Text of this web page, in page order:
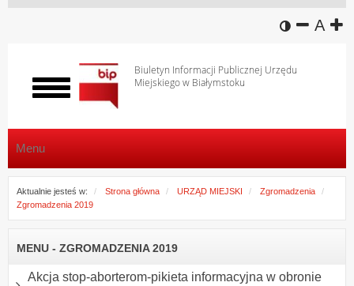
wersja
A
Biuletyn Informacji Publicznej Urzędu
Miejskiego w Białymstoku
Włącz
menu
Menu
Aktualnie jesteś w: Strona główna URZĄD MIEJSKI
Zgromadzenia
Zgromadzenia 2019
MENU - ZGROMADZENIA 2019
Akcja stop-aborterom-pikieta informacyjna w obronie